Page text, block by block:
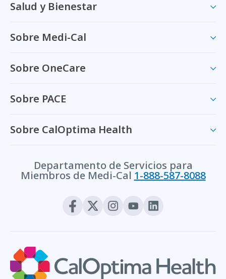
Salud y Bienestar
Sobre Medi-Cal
Sobre OneCare
Sobre PACE
Sobre CalOptima Health
Departamento de Servicios para
Miembros de Medi-Cal 1-888-587-8088